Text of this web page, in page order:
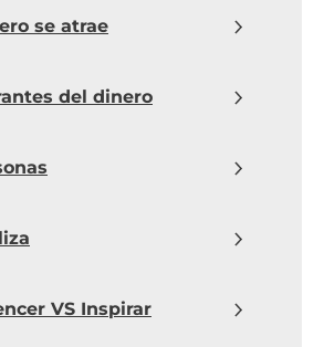
se atrae
del dinero
VS Inspirar